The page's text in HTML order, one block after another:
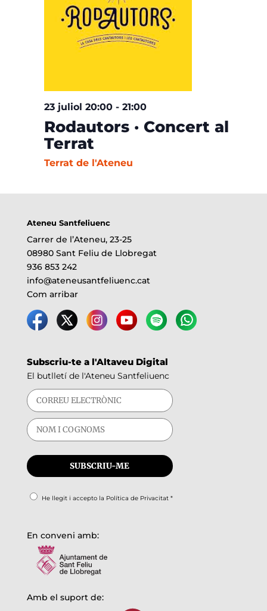
23 juliol 20:00- 21:00
Rodautors · Concert al
Terrat
Terrat de l'Ateneu
Ateneu Santfeliuenc
Carrer de l’Ateneu, 23-25
08980 Sant Feliu de Llobregat
936 853 242
info@ateneusantfeliuenc.cat
Com arribar
Subscriu-te a l'Altaveu Digital
El butlletí de l'Ateneu Santfeliuenc
He llegit i accepto la Política de Privacitat*
En conveni amb:
Amb el suport de: